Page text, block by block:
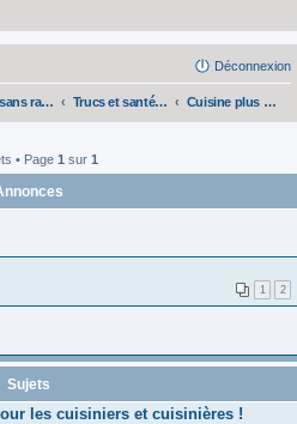
Déconnexion
Sujets sans rapport avec la nourriture vivante Trucs et santé pour l'humain Cuisine plus élaborée
• Page 1 sur 1
1 2
Sujets
les cuisiniers et cuisinières !